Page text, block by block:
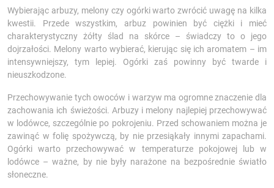
Wybierając arbuzy, melony czy ogórki warto zwrócić uwagę na kilka
kwestii. Przede wszystkim, arbuz powinien być ciężki i mieć
charakterystyczny żółty ślad na skórce – świadczy to o jego
dojrzałości. Melony warto wybierać, kierując się ich aromatem – im
intensywniejszy, tym lepiej. Ogórki zaś powinny być twarde i
nieuszkodzone.
Przechowywanie tych owoców i warzyw ma ogromne znaczenie dla
zachowania ich świeżości. Arbuzy i melony najlepiej przechowywać
w lodówce, szczególnie po pokrojeniu. Przed schowaniem można je
zawinąć w folię spożywczą, by nie przesiąkały innymi zapachami.
Ogórki warto przechowywać w temperaturze pokojowej lub w
lodówce – ważne, by nie były narażone na bezpośrednie światło
słoneczne.